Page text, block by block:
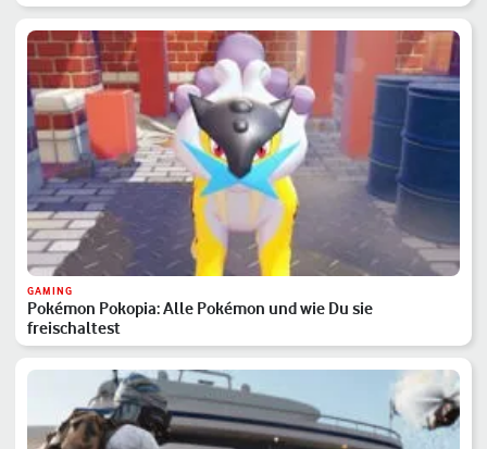
GAMING
Pokémon Pokopia: Alle Pokémon und wie Du sie
freischaltest